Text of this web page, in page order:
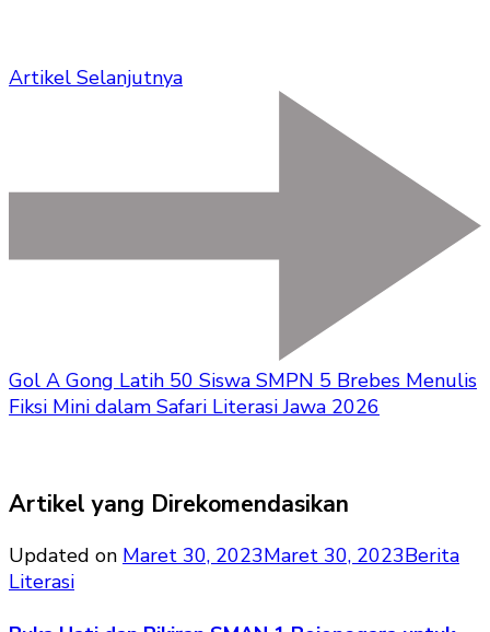
Artikel Selanjutnya
Gol A Gong Latih 50 Siswa SMPN 5 Brebes Menulis
Fiksi Mini dalam Safari Literasi Jawa 2026
Artikel yang Direkomendasikan
Updated on Maret 30, 2023Maret 30, 2023Berita
Literasi